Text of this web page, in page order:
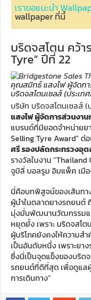
เราขอแนะนำ
wallpaper ที่นี้
บริดจสโตน คว้า
Tyre” ปีที่ 22
คุณสมิทธ์ แสงไฟ ผู้จัดกา
บริดจสโตนเซลส์ (ประเท
บริษัท บริดจสโตนเซลส์ (
แสงไฟ ผู้จัดการส่วนงา
แบรนด์ที่มียอดจำหน่ายย
Selling Tyre Award” ต่
ศรี รองปลัดกระทรวงอุ
รางวัลในงาน
จูบิลี่ บอลรูม อิมแพ็ค เมื
นี่คือบทพิสูจน์ของเส้นทา
ผู้นำในตลาดยางรถยนต์
มุ่งมั่นพัฒนานวัฒกรรมแล
หยุดยั้ง เพราะ บริดจสโ
ผู้บริโภคยังคงให้ความ
เป็นอันดับหนึ่ง เพราะย
ซึ่งนี่เป็นจุดแข็งของบริ
รถยนต์ที่ดีที่สุด เพื่อดูแล
การเดินทาง”